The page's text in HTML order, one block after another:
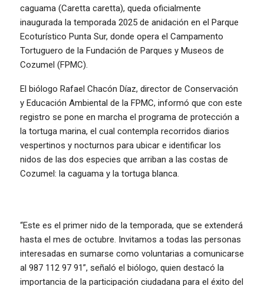
caguama (Caretta caretta), queda oficialmente
inaugurada la temporada 2025 de anidación en el Parque
Ecoturístico Punta Sur, donde opera el Campamento
Tortuguero de la Fundación de Parques y Museos de
Cozumel (FPMC).
El biólogo Rafael Chacón Díaz, director de Conservación
y Educación Ambiental de la FPMC, informó que con este
registro se pone en marcha el programa de protección a
la tortuga marina, el cual contempla recorridos diarios
vespertinos y nocturnos para ubicar e identificar los
nidos de las dos especies que arriban a las costas de
Cozumel: la caguama y la tortuga blanca.
“Este es el primer nido de la temporada, que se extenderá
hasta el mes de octubre. Invitamos a todas las personas
interesadas en sumarse como voluntarias a comunicarse
al 987 112 97 91”, señaló el biólogo, quien destacó la
importancia de la participación ciudadana para el éxito del